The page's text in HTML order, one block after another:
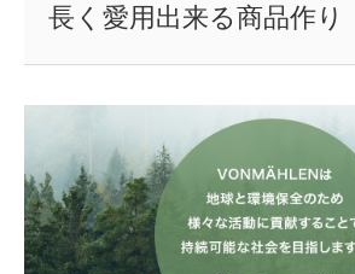
長く愛用出来る商品作り